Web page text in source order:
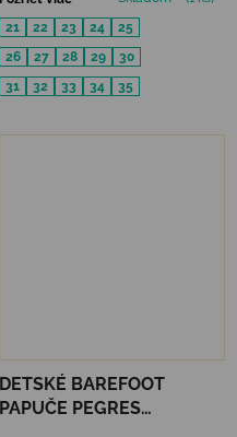
21
22 23 24
25
26
27 28 29
30
31
32 33 34 35
DETSKÉ BAREFOOT
PAPUČE PEGRES